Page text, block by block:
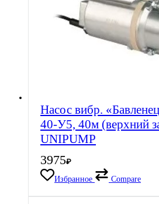
Насос вибр.
40-У5, 40м (верхний
UNIPUMP
3975₽
Избранное
Compare